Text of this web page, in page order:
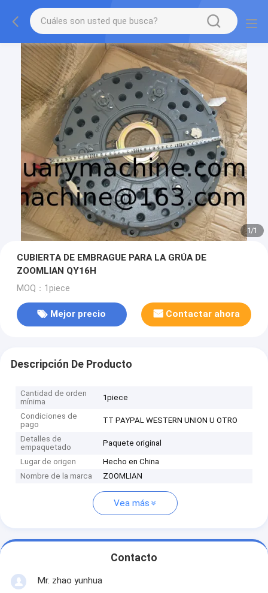
1/1
CUBIERTA DE EMBRAGUE PARA LA GRÚA DE
ZOOMLIAN QY16H
MOQ：1piece
Mejor precio Contactar ahora
Descripción De Producto
Cantidad de orden
mínima
1piece
Condiciones de
pago
TT PAYPAL WESTERN UNION U OTRO
Detalles de
empaquetado
Paquete original
Lugar de origen
Hecho en China
Nombre de la marca
ZOOMLIAN
Vea más
Contacto
Mr. zhao yunhua